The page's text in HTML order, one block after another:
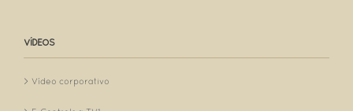
VÍDEOS
Vídeo corporativo